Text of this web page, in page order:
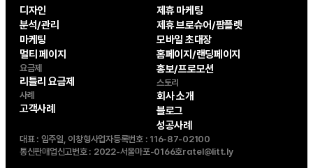
디자인
분석/관리
마케팅
멀티 페이지
요금제
리틀리 요금제
사례
고객사례
스토리
블로그
성공사례
회사 소개
제휴 마케팅
제휴 브로슈어/팜플렛
모바일 초대장
홈페이지/랜딩페이지
홍보/프로모션
대표 : 임주일, 이창형사업자등록번호 : 116-87-02100
통신판매업신고번호 : 2022-서울마포-0166호ratel@litt.ly